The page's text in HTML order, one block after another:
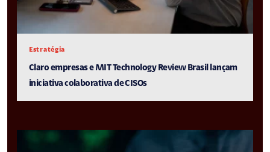
Estratégia
Claro empresas e MIT Technology Review Brasil lançam
iniciativa colaborativa de CISOs